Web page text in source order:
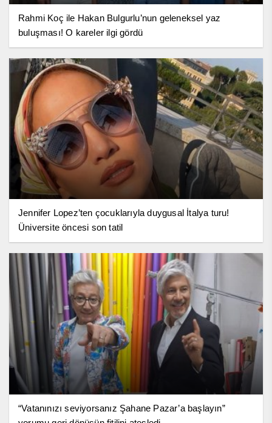
Rahmi Koç ile Hakan Bulgurlu’nun geleneksel yaz
buluşması! O kareler ilgi gördü
Jennifer Lopez’ten çocuklarıyla duygusal İtalya turu!
Üniversite öncesi son tatil
“Vatanınızı seviyorsanız Şahane Pazar’a başlayın”